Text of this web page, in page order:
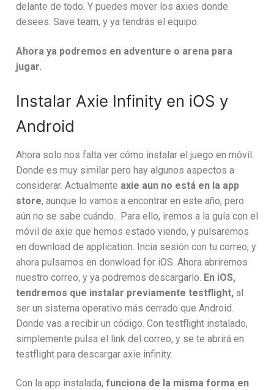
delante de todo. Y puedes mover los axies donde
desees. Save team, y ya tendrás el equipo.
Ahora ya podremos en adventure o arena para
jugar.
Instalar Axie Infinity en iOS y
Android
Ahora solo nos falta ver cómo instalar el juego en móvil.
Donde es muy similar pero hay algunos aspectos a
considerar. Actualmente axie aun no está en la app
store, aunque lo vamos a encontrar en este año, pero
aún no se sabe cuándo. Para ello, iremos a la guía con el
móvil de axie que hemos estado viendo, y pulsaremos
en download de application. Incia sesión con tu correo, y
ahora pulsamos en donwload for iOS. Ahora abriremos
nuestro correo, y ya podremos descargarlo. En iOS,
tendremos que instalar previamente testflight, al
ser un sistema operativo más cerrado que Android.
Donde vas a recibir un código. Con testflight instalado,
simplemente pulsa el link del correo, y se te abrirá en
testflight para descargar axie infinity.
Con la app instalada, funciona de la misma forma en